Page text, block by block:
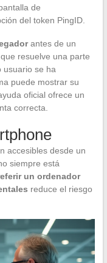
de
del token PingID.
antes de un
resuelve una parte
usuario se ha
puede mostrar su
oficial ofrece un
correcta.
accesibles desde un
siempre está
un ordenador
reduce el riesgo